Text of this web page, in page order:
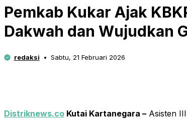
Pemkab Kukar Ajak
Dakwah dan Wujudkan
redaksi Sabtu, 21 Februari 2026
Distriknews.co Kutai Kartanegara – Asisten